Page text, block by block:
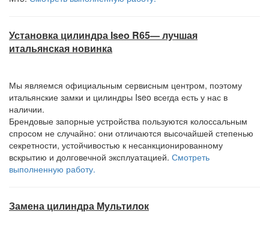
Установка цилиндра Iseo R65— лучшая
итальянская новинка
Мы являемся официальным сервисным центром, поэтому
итальянские замки и цилиндры Iseo всегда есть у нас в
наличии.
Брендовые запорные устройства пользуются колоссальным
спросом не случайно: они отличаются высочайшей степенью
секретности, устойчивостью к несанкционированному
вскрытию и долговечной эксплуатацией. Смотреть
выполненную работу.
Замена цилиндра Мультилок